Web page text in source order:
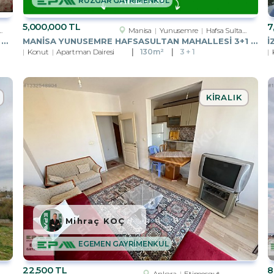
MANISA MIMAR SINAN BULVARI ÜZERI 3+1 ARA KAT ASANSÖRLÜ SATILIK
5,000,000 TL Manisa Yunusemre Hafsa Sultan Mah.
MANISA YUNUSEMRE HAFSASULTAN MAHALLESI 3+1 KAPALI MUTFAK SATILIK
Konut Apartman Dairesi 130m² 3 + 1
22,500 TL
KIRALIK
EGEMEN GAYRİMENKUL
Mihraç KOÇ